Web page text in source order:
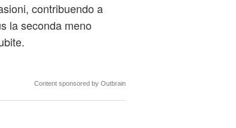
contribuendo a
la seconda meno
Content sponsored by Outbrain